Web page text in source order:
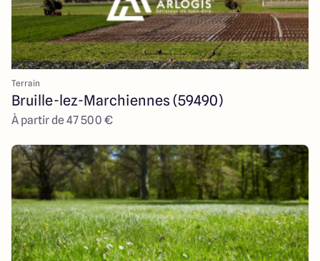
Terrain
Bruille-lez-Marchiennes (59490)
À partir de 47 500 €